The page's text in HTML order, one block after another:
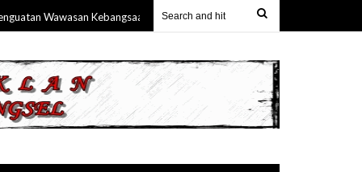
Wawasan Kebangsaan Melalui Pemahaman Terhadap Empat Pilar MPR RI